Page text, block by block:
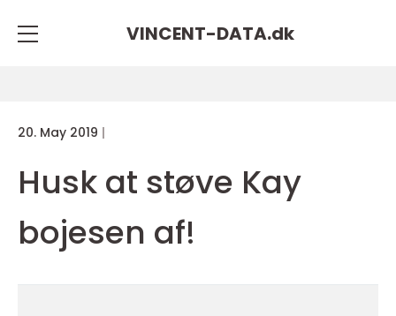
VINCENT-DATA.dk
20. May 2019
Husk at støve Kay
bojesen af!